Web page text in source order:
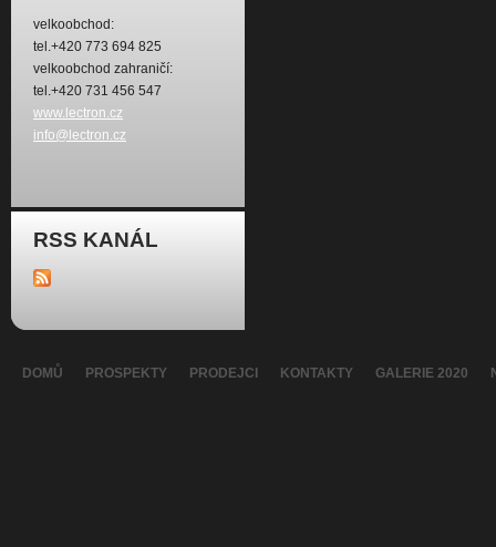
velkoobchod:
tel.+420 773 694 825
velkoobchod zahraničí:
tel.+420 731 456 547
www.lectron.cz
info@lectron.cz
RSS KANÁL
DOMŮ PROSPEKTY PRODEJCI KONTAKTY GALERIE 2020